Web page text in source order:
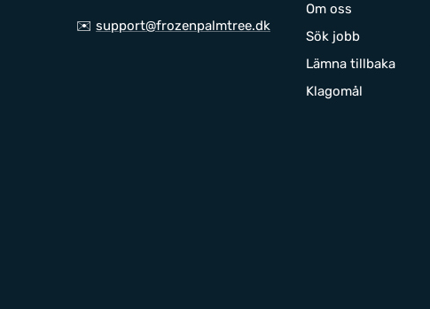
✉️ support@frozenpalmtree.dk
Om oss
Sök jobb
Lämna tillbaka
Klagomål